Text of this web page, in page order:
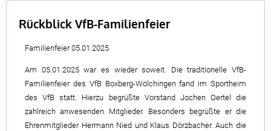
Rückblick VfB-Familienfeier
Familienfeier 05.01.2025
Am 05.01.2025 war es wieder soweit. Die traditionelle VfB-
Familienfeier des VfB Boxberg-Wölchingen fand im Sportheim
des VfB statt. Hierzu begrüßte Vorstand Jochen Oertel die
zahlreich anwesenden Mitglieder. Besonders begrüßte er die
Ehrenmitglieder Hermann Nied und Klaus Dörzbacher. Auch die